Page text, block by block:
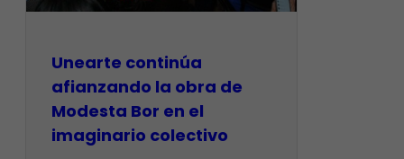
Unearte continúa
afianzando la obra de
Modesta Bor en el
imaginario colectivo